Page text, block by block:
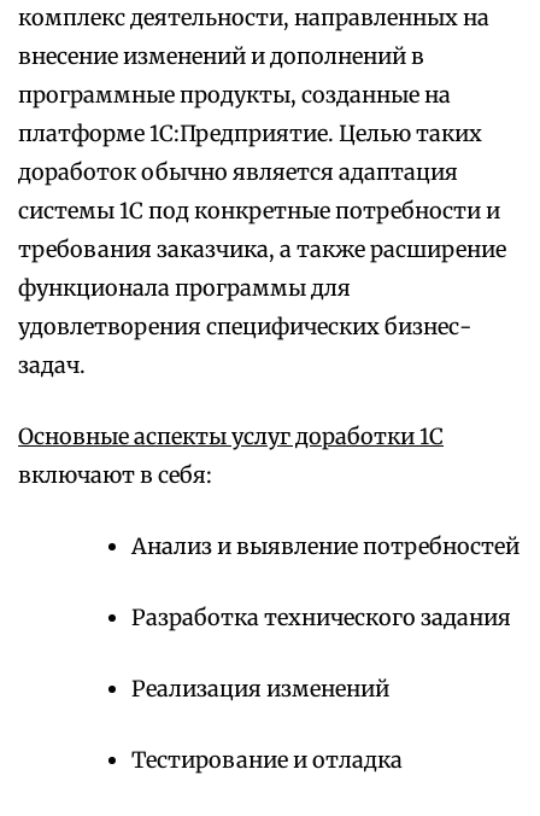
комплекс деятельности, направленных на
внесение изменений и дополнений в
программные продукты, созданные на
платформе 1С:Предприятие. Целью таких
доработок обычно является адаптация
системы 1С под конкретные потребности и
требования заказчика, а также расширение
функционала программы для
удовлетворения специфических бизнес-
задач.
Основные аспекты услуг доработки 1С
включают в себя:
Анализ и выявление потребностей
Разработка технического задания
Реализация изменений
Тестирование и отладка